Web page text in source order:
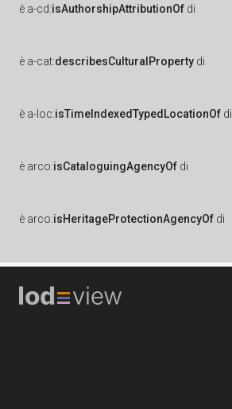
è a-cd:isAuthorshipAttributionOf di
è a-cat:describesCulturalProperty di
è a-loc:isTimeIndexedTypedLocationOf di
è arco:isCataloguingAgencyOf di
è arco:isHeritageProtectionAgencyOf di